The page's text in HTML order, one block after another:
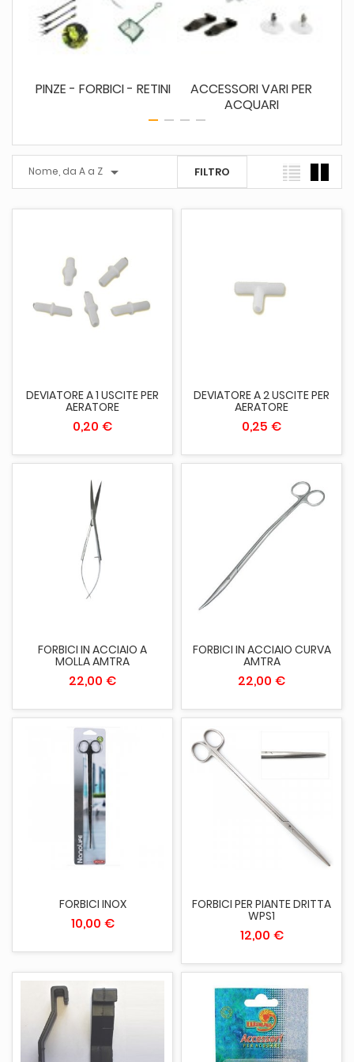
PINZE - FORBICI - RETINI
ACCESSORI VARI PER
ACQUARI
Nome, da A a Z  FILTRO
DEVIATORE A 1 USCITE PER
AERATORE
0,20 €
DEVIATORE A 2 USCITE PER
AERATORE
0,25 €
FORBICI IN ACCIAIO A
MOLLA AMTRA
22,00 €
FORBICI IN ACCIAIO CURVA
AMTRA
22,00 €
FORBICI INOX
10,00 €
FORBICI PER PIANTE DRITTA
WPS1
12,00 €